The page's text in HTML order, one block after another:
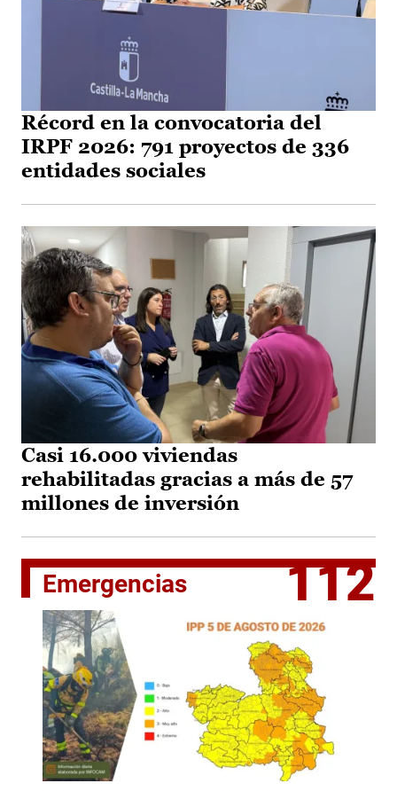
Récord en la convocatoria del
IRPF 2026: 791 proyectos de 336
entidades sociales
Casi 16.000 viviendas
rehabilitadas gracias a más de 57
millones de inversión
Emergencias 112